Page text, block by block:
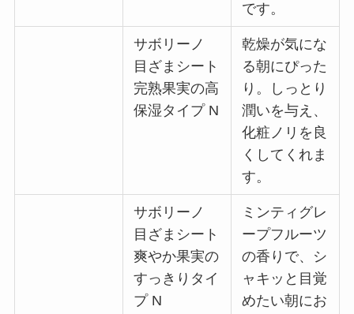
です。
サボリーノ
目ざまシート
完熟果実の高
保湿タイプ N
乾燥が気にな
る朝にぴった
り。しっとり
潤いを与え、
化粧ノリを良
くしてくれま
す。
サボリーノ
目ざまシート
爽やか果実の
すっきりタイ
プ N
ミンティグレ
ープフルーツ
の香りで、シ
ャキッと目覚
めたい朝にお